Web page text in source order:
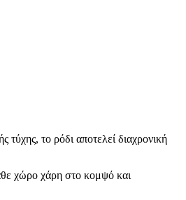
τύχης, το ρόδι αποτελεί διαχρονική
χώρο χάρη στο κομψό και